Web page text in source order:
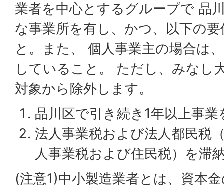
業者を中心とするグループで 品
な事業所を有し、かつ、以下の
と。また、 個人事業主の場合は
していること。 ただし、みなし
対象から除外します。
品川区で引き続き1年以上事
法人事業税および法人都民税
人事業税および住民税）を滞
(注意1)中小製造業者とは、資本